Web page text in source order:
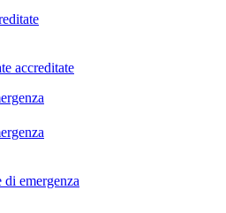
accreditate
emergenza